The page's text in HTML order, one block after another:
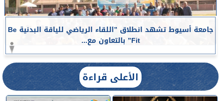
جامعة أسيوط تشهد انطلاق ”اللقاء الرياضي للياقة البدنية Be
Fit” بالتعاون مع...
الأعلى قراءة